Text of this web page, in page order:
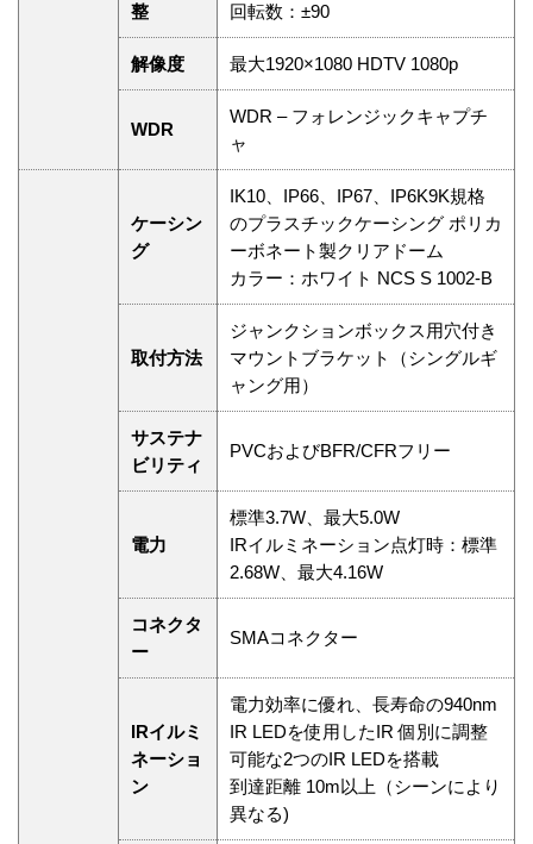
整
回転数：±90
解像度 最大1920×1080 HDTV 1080p
WDR
WDR – フォレンジックキャプチ
ャ
ケーシン
グ
IK10、IP66、IP67、IP6K9K規格
のプラスチックケーシング ポリカ
ーボネート製クリアドーム
カラー：ホワイト NCS S 1002-B
取付方法
ジャンクションボックス用穴付き
マウントブラケット（シングルギ
ャング用）
サステナ
ビリティ
PVCおよびBFR/CFRフリー
電力
標準3.7W、最大5.0W
IRイルミネーション点灯時：標準
2.68W、最大4.16W
コネクタ
ー
SMAコネクター
IRイルミ
ネーショ
ン
電力効率に優れ、長寿命の940nm
IR LEDを使用したIR 個別に調整
可能な2つのIR LEDを搭載
到達距離 10m以上（シーンにより
異なる)